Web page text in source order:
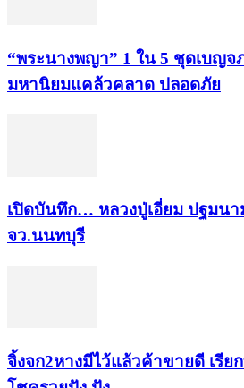
“พระ​นาง​พญา” 1 ใน 5​ ชุดเบญจ​
มหา​นิยม​แคล้วคลาด​ ปลอดภัย​
เปิดบันทึก… หลวงปู่เอี่ยม ​ปฐม​น
จว.นนทบุรี
จิ้งจก​2​หาง​มีไว้แล้ว​ค้าขาย​ดี​ เรีย